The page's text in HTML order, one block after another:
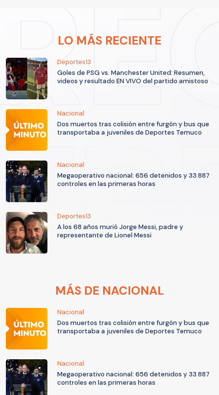
LO MÁS RECIENTE
Deportes13
Goles de PSG vs. Manchester United: Resumen,
videos y resultado EN VIVO del partido amistoso
Nacional
Dos muertos tras colisión entre furgón y bus que
transportaba a juveniles de Deportes Temuco
Nacional
Megaoperativo nacional: 656 detenidos y 33.887
controles en las primeras horas
Deportes13
A los 68 años murió Jorge Messi, padre y
representante de Lionel Messi
MÁS DE NACIONAL
Nacional
Dos muertos tras colisión entre furgón y bus que
transportaba a juveniles de Deportes Temuco
Nacional
Megaoperativo nacional: 656 detenidos y 33.887
controles en las primeras horas